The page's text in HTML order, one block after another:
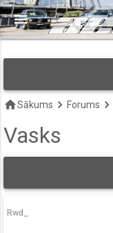
menu
homeSākums keyboard_arrow_right Forums keyboard_arrow_right
Vasks
Rwd_